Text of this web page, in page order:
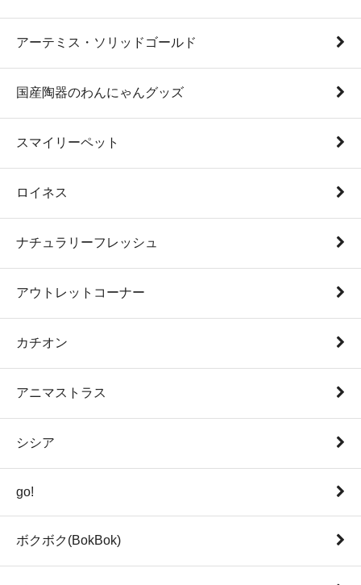
アーテミス・ソリッドゴールド
国産陶器のわんにゃんグッズ
スマイリーペット
ロイネス
ナチュラリーフレッシュ
アウトレットコーナー
カチオン
アニマストラス
シシア
go!
ボクボク(BokBok)